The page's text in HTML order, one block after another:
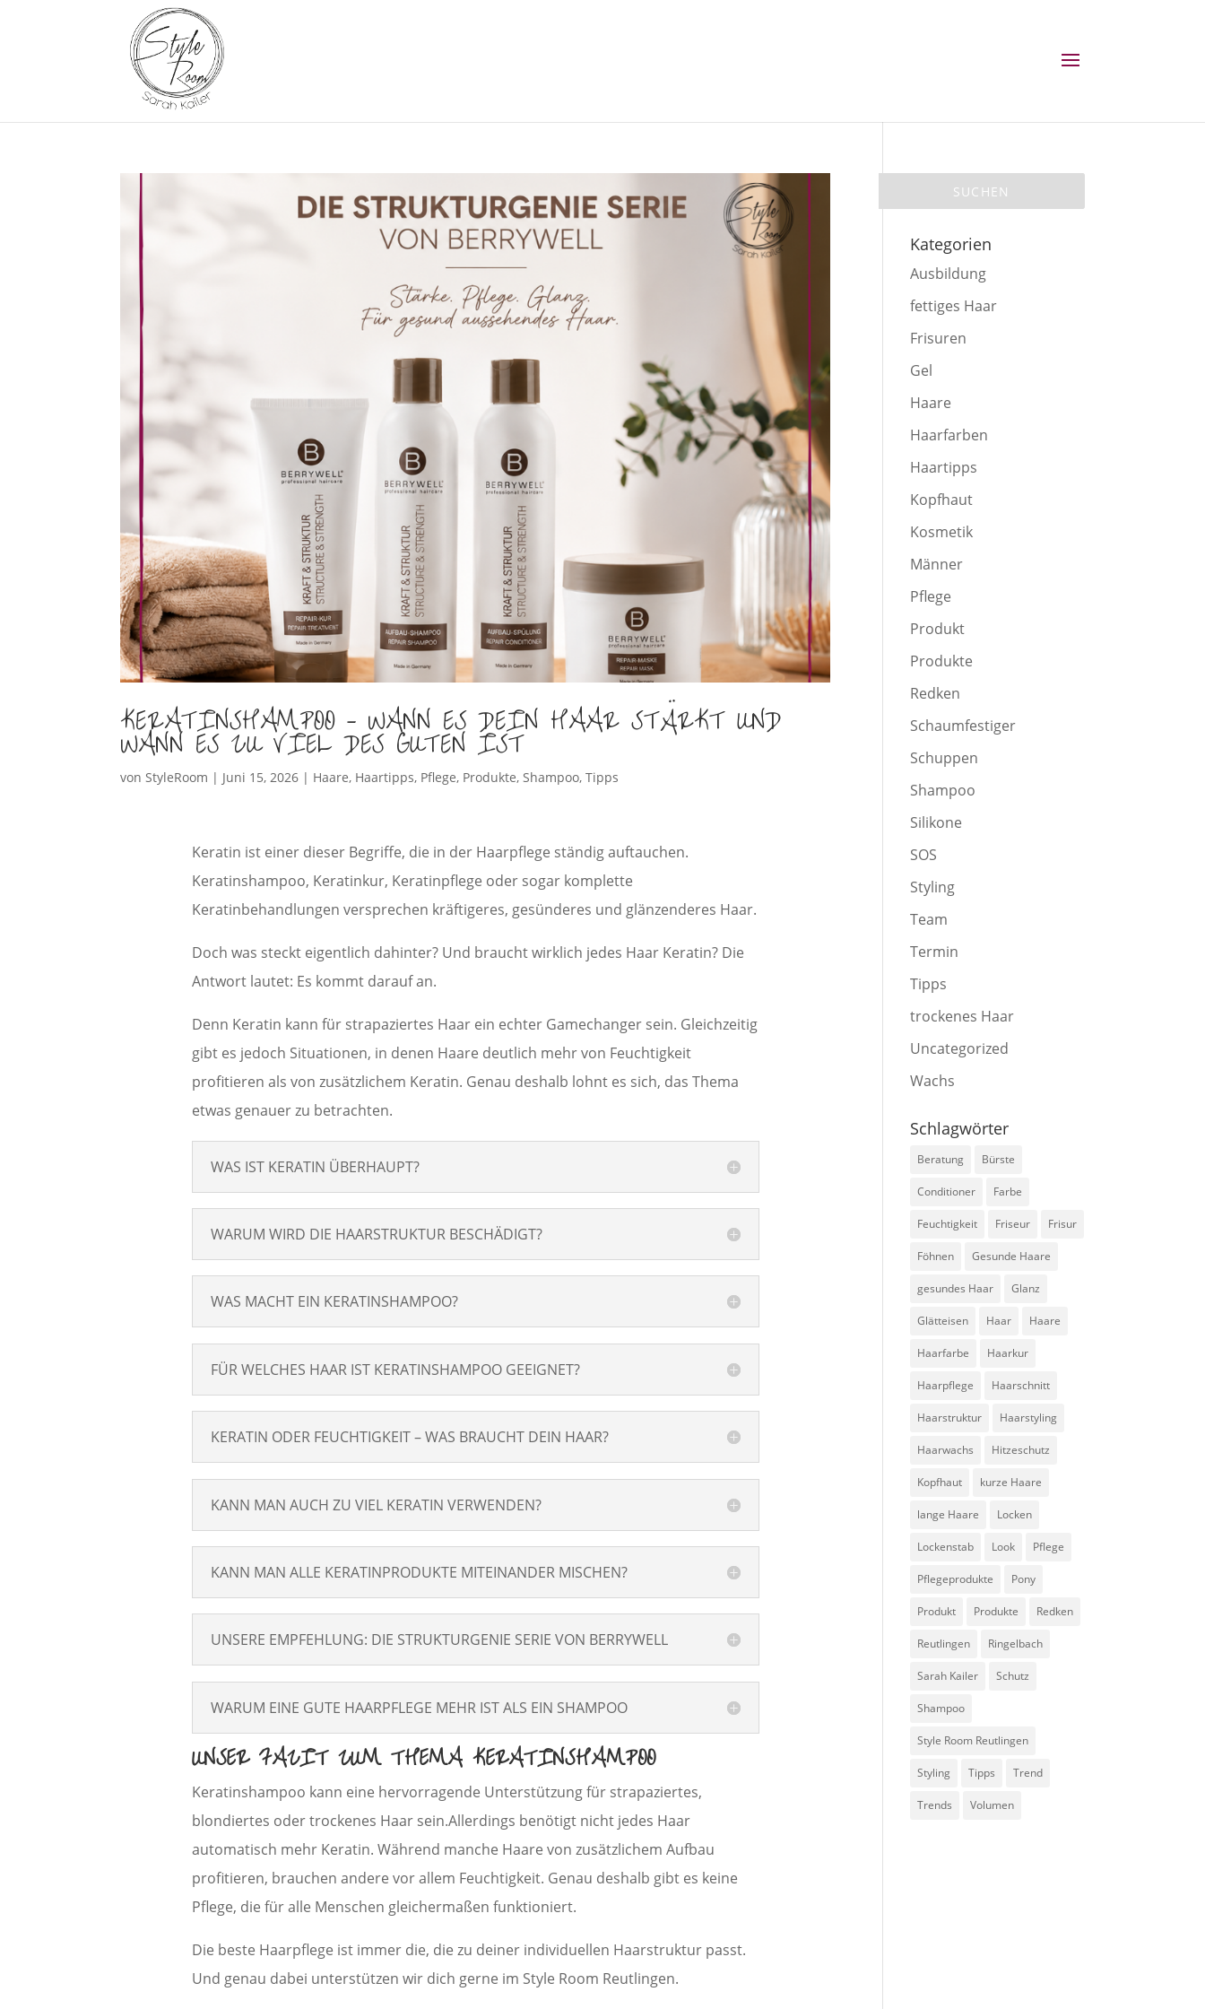
KERATINSHAMPOO – WANN ES DEIN HAAR STÄRKT UND
WANN ES ZU VIEL DES GUTEN IST
vonStyleRoom | Juni 15, 2026 | Haare, Haartipps, Pflege, Produkte,Shampoo,Tipps
Keratin ist einer dieser Begriffe, die in der Haarpflege ständig auftauchen.
Keratinshampoo, Keratinkur, Keratinpflege oder sogar komplette
Keratinbehandlungen versprechen kräftigeres, gesünderes und glänzenderes Haar.
Doch was steckt eigentlich dahinter? Und braucht wirklich jedes Haar Keratin? Die
Antwort lautet: Es kommt darauf an.
Denn Keratin kann für strapaziertes Haar ein echter Gamechanger sein. Gleichzeitig
gibt es jedoch Situationen, in denen Haare deutlich mehr von Feuchtigkeit
profitieren als von zusätzlichem Keratin. Genau deshalb lohnt es sich, das Thema
etwas genauer zu betrachten.
WAS IST KERATIN ÜBERHAUPT?
WARUM WIRD DIE HAARSTRUKTUR BESCHÄDIGT?
WAS MACHT EIN KERATINSHAMPOO?
FÜR WELCHES HAAR IST KERATINSHAMPOO GEEIGNET?
KERATIN ODER FEUCHTIGKEIT – WAS BRAUCHT DEIN HAAR?
KANN MAN AUCH ZU VIEL KERATIN VERWENDEN?
KANN MAN ALLE KERATINPRODUKTE MITEINANDER MISCHEN?
UNSERE EMPFEHLUNG: DIE STRUKTURGENIE SERIE VON BERRYWELL
WARUM EINE GUTE HAARPFLEGE MEHR IST ALS EIN SHAMPOO
UNSER FAZIT ZUM THEMA KERATINSHAMPOO
Keratinshampoo kann eine hervorragende Unterstützung für strapaziertes,
blondiertes oder trockenes Haar sein.Allerdings benötigt nicht jedes Haar
automatisch mehr Keratin. Während manche Haare von zusätzlichem Aufbau
profitieren, brauchen andere vor allem Feuchtigkeit. Genau deshalb gibt es keine
Pflege, die für alle Menschen gleichermaßen funktioniert.
Die beste Haarpflege ist immer die, die zu deiner individuellen Haarstruktur passt.
Und genau dabei unterstützen wir dich gerne im Style Room Reutlingen.
Kategorien
Ausbildung
fettiges Haar
Frisuren
Gel
Haare
Haarfarben
Haartipps
Kopfhaut
Kosmetik
Männer
Pflege
Produkt
Produkte
Redken
Schaumfestiger
Schuppen
Shampoo
Silikone
SOS
Styling
Team
Termin
Tipps
trockenes Haar
Uncategorized
Wachs
Schlagwörter
Beratung Bürste
Conditioner Farbe
Feuchtigkeit Friseur Frisur
Föhnen Gesunde Haare
gesundes Haar Glanz
Glätteisen Haar Haare
Haarfarbe Haarkur
Haarpflege Haarschnitt
Haarstruktur Haarstyling
Haarwachs Hitzeschutz
Kopfhaut kurze Haare
lange Haare Locken
Lockenstab Look Pflege
Pflegeprodukte Pony
Produkt Produkte Redken
Reutlingen Ringelbach
Sarah Kailer Schutz
Shampoo
Style Room Reutlingen
Styling Tipps Trend
Trends Volumen